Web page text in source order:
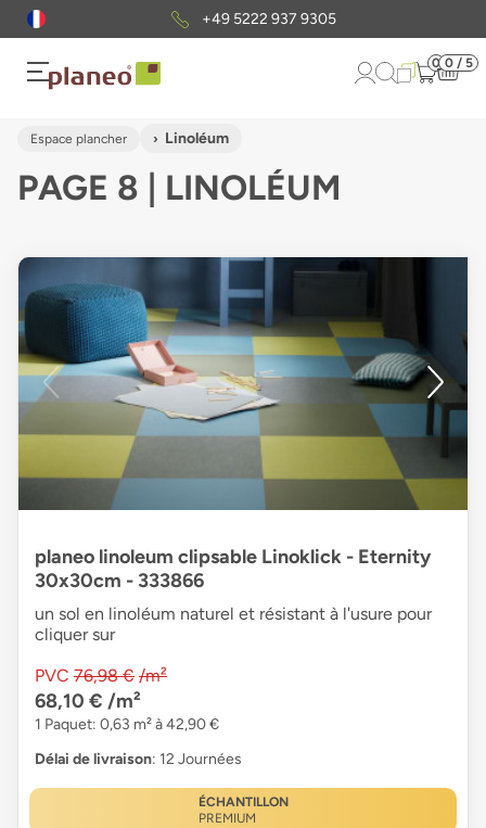
+49 5222 937 9305
0 0 / 5
Espace plancher Linoléum
PAGE 8 | LINOLÉUM
planeo linoleum clipsable Linoklick - Eternity
30x30cm - 333866
un sol en linoléum naturel et résistant à l'usure pour
cliquer sur
PVC 76,98 € /m²
68,10 € /m²
1 Paquet: 0,63 m² à 42,90 €
Délai de livraison: 12 Journées
ÉCHANTILLON
PREMIUM